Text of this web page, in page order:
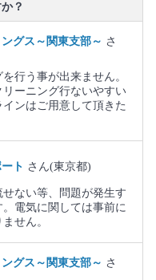
？
グス～関東支部～ さ
行う事が出来ません。
ーニング行ないやすい
ンはご用意して頂きた
ト さん(東京都)
ない等、問題が発生す
電気に関しては事前に
せん。
グス～関東支部～ さ